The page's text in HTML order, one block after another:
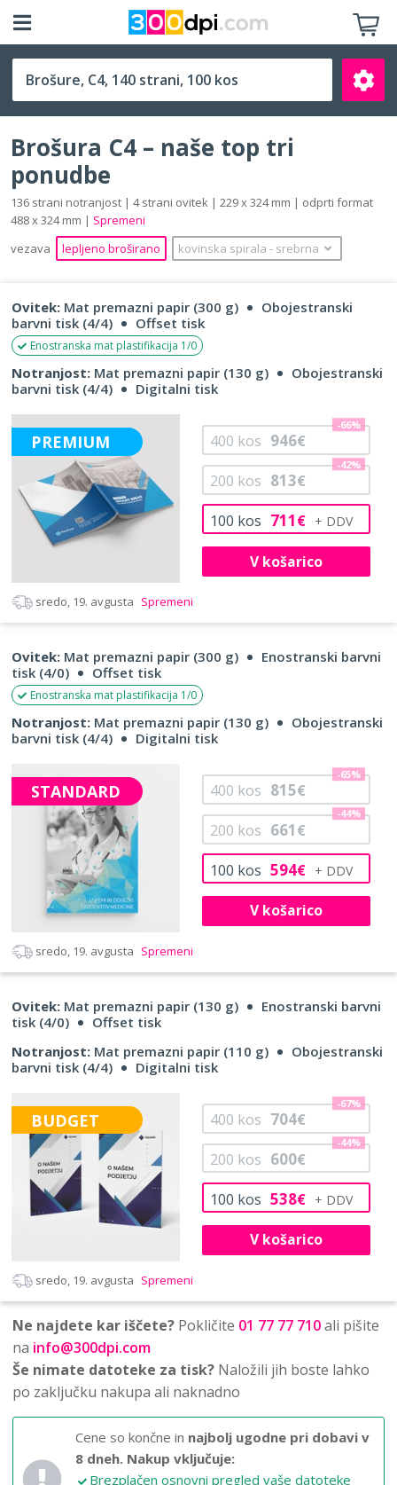
C4 (229 x 324 mm)
Išči
Brošura C4 – naše top tri
ponudbe
136 strani notranjost | 4 strani ovitek | 229 x 324 mm | odprti format
488 x 324 mm | Spremeni
vezava
lepljeno broširano kovinska spirala ‐ srebrna
Ovitek: Mat premazni papir (300 g)
Obojestranski
barvni tisk (4/4)
Offset tisk
Enostranska mat plastifikacija 1/0
Notranjost: Mat premazni papir (130 g)
Obojestranski
barvni tisk (4/4)
Digitalni tisk
PREMIUM
100 kos 711€
200 kos 813€
-42%
400 kos 946€
-66%
V košarico
sredo, 19. avgusta Spremeni
Ovitek: Mat premazni papir (300 g)
Enostranski barvni
tisk (4/0)
Offset tisk
Enostranska mat plastifikacija 1/0
Notranjost: Mat premazni papir (130 g)
Obojestranski
barvni tisk (4/4)
Digitalni tisk
STANDARD
100 kos 594€
200 kos 661€
-44%
400 kos 815€
-65%
V košarico
sredo, 19. avgusta Spremeni
Ovitek: Mat premazni papir (130 g)
Enostranski barvni
tisk (4/0)
Offset tisk
Notranjost: Mat premazni papir (110 g)
Obojestranski
barvni tisk (4/4)
Digitalni tisk
BUDGET
100 kos 538€
200 kos 600€
-44%
400 kos 704€
-67%
V košarico
sredo, 19. avgusta Spremeni
Ne najdete kar iščete? Pokličite 01 77 77 710ali pišite
na info@300dpi.com
Še nimate datoteke za tisk? Naložili jih boste lahko
po zaključku nakupa ali naknadno
Cene so končne in najbolj ugodne pri dobavi v
8 dneh. Nakup vključuje:
Brezplačen osnovni pregled vaše datoteke